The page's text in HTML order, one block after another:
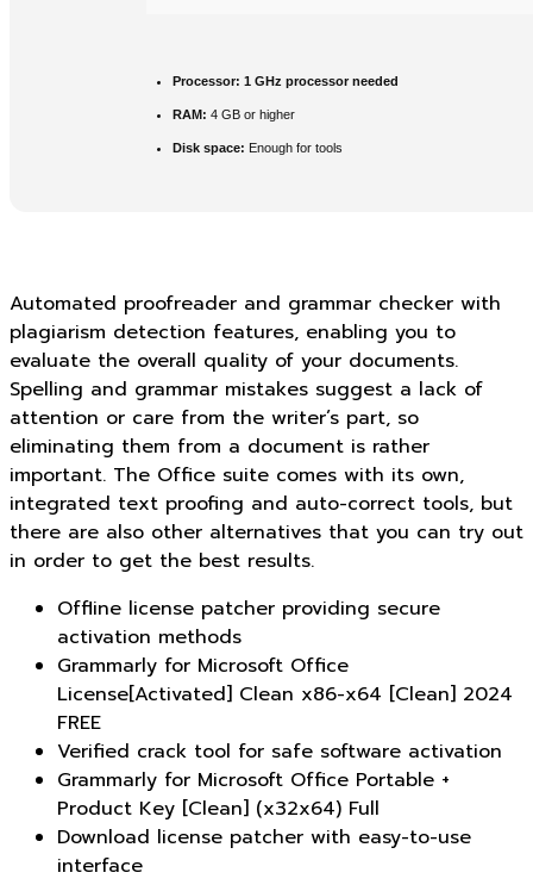
Processor: 1 GHz processor needed
RAM: 4 GB or higher
Disk space: Enough for tools
Automated proofreader and grammar checker with
plagiarism detection features, enabling you to
evaluate the overall quality of your documents.
Spelling and grammar mistakes suggest a lack of
attention or care from the writer’s part, so
eliminating them from a document is rather
important. The Office suite comes with its own,
integrated text proofing and auto-correct tools, but
there are also other alternatives that you can try out
in order to get the best results.
Offline license patcher providing secure
activation methods
Grammarly for Microsoft Office
License[Activated] Clean x86-x64 [Clean] 2024
FREE
Verified crack tool for safe software activation
Grammarly for Microsoft Office Portable +
Product Key [Clean] (x32x64) Full
Download license patcher with easy-to-use
interface